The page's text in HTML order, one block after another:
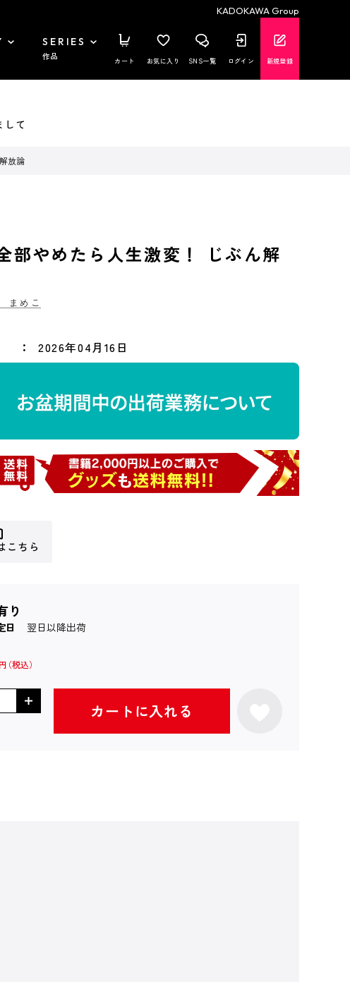
KADOKAWA Group
SERIES
作品 カート お気に入り SNS一覧 ログイン 新規登録
て
放論
部やめたら人生激変！ じぶん解
まめこ
2026年04月16日
こちら
り
日 翌日以降出荷
円
カートに入れる